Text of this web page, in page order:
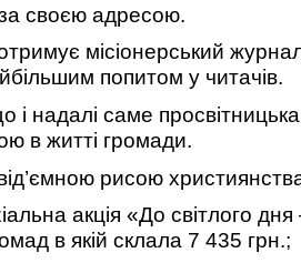
своєю адресою.
місіонерський
попитом у читачів.
надалі саме просвітницька
в житті громади.
рисою
акція «До світлого
в якій склала 7 435 грн.;